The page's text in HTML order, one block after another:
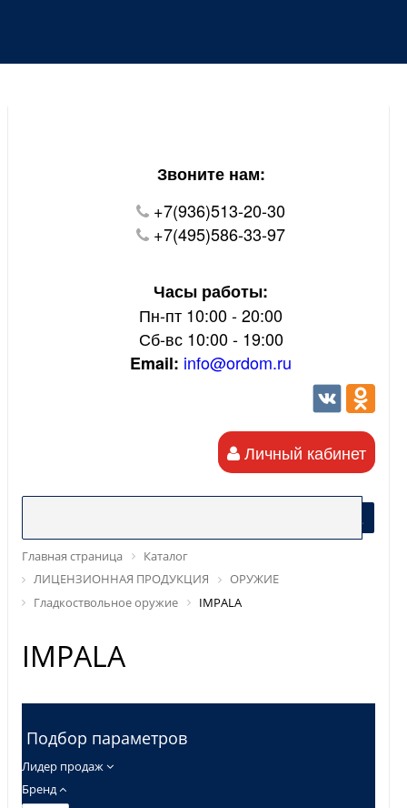
В настоящий момент на нашем сайте ведуться
Звоните нам:
+7(936)513-20-30
+7(495)586-33-97
Часы работы:
Пн-пт 10:00 - 20:00
Сб-вс 10:00 - 19:00
Email: info@ordom.ru
Личный кабинет
Главная страница
Каталог
ЛИЦЕНЗИОННАЯ ПРОДУКЦИЯ
ОРУЖИЕ
Гладкоствольное оружие
IMPALA
IMPALA
Подбор параметров
Лидер продаж
Бренд